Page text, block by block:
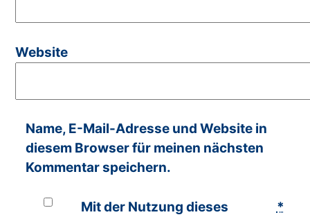
Website
Name, E-Mail-Adresse und Website in
diesem Browser für meinen nächsten
Kommentar speichern.
Mit der Nutzung dieses
*